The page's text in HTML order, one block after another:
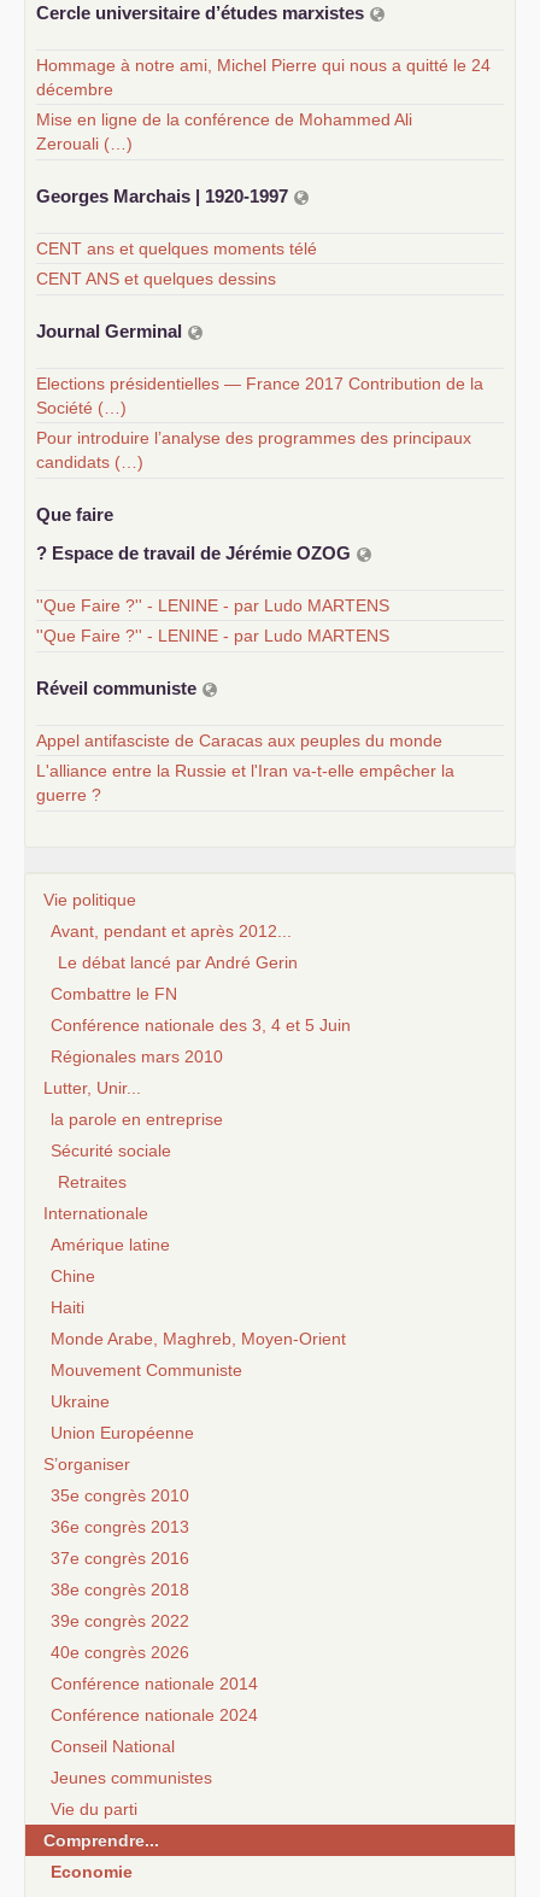
Cercle universitaire d’études marxistes
Hommage à notre ami, Michel Pierre qui nous a quitté le 24
décembre
Mise en ligne de la conférence de Mohammed Ali
Zerouali (…)
Georges Marchais | 1920-1997
CENT ans et quelques moments télé
CENT ANS et quelques dessins
Journal Germinal
Elections présidentielles — France 2017 Contribution de la
Société (…)
Pour introduire l’analyse des programmes des principaux
candidats (…)
Que faire
? Espace de travail de Jérémie OZOG
''Que Faire ?'' - LENINE - par Ludo MARTENS
''Que Faire ?'' - LENINE - par Ludo MARTENS
Réveil communiste
Appel antifasciste de Caracas aux peuples du monde
L'alliance entre la Russie et l'Iran va-t-elle empêcher la
guerre ?
Vie politique
Avant, pendant et après 2012...
Le débat lancé par André Gerin
Combattre le FN
Conférence nationale des 3, 4 et 5 Juin
Régionales mars 2010
Lutter, Unir...
la parole en entreprise
Sécurité sociale
Retraites
Internationale
Amérique latine
Chine
Haiti
Monde Arabe, Maghreb, Moyen-Orient
Mouvement Communiste
Ukraine
Union Européenne
S’organiser
35e congrès 2010
36e congrès 2013
37e congrès 2016
38e congrès 2018
39e congrès 2022
40e congrès 2026
Conférence nationale 2014
Conférence nationale 2024
Conseil National
Jeunes communistes
Vie du parti
Comprendre...
Economie